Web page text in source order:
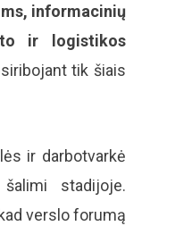
informacinių
ir logistikos
tik šiais
ir darbotvarkė
stadijoje.
verslo forumą